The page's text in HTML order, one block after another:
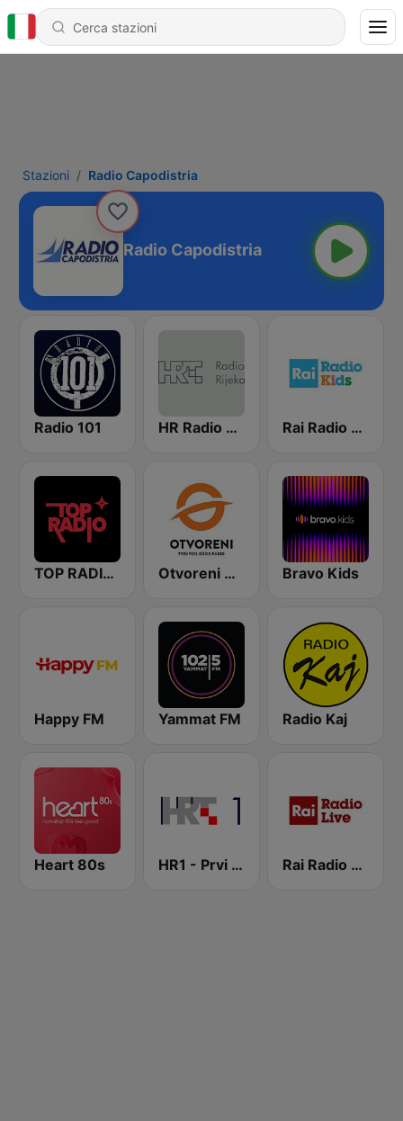
Stazioni Radio Capodistria
Radio Capodistria
Radio 101 HR Radio Rijeka Rai Radio Kids
TOP RADIO 101 Otvoreni Radio Bravo Kids
Happy FM Yammat FM Radio Kaj
Heart 80s HR1 - Prvi program Rai Radio Live